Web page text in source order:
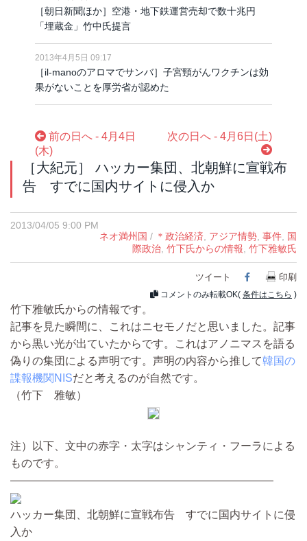
［朝日新聞ほか］空港・地下鉄運営売却で数十兆円
「埋蔵金」竹中氏提言
2013年4月5日 09:17
［il-manoのアロマでサンバ］子宮頸がんワクチンは効
果がないことを厚労省が認めた
前の日へ - 4月4日
(木)
次の日へ - 4月6日(土)
［大紀元］ ハッカー集団、北朝鮮に宣戦布
告 すでに国内サイトに侵入か
2013/04/05 9:00 PM
ネオ満州国 / ＊政治経済 アジア情勢 事件
国
際政治 竹下氏からの情報 竹下雅敏氏
ツイート Facebook
印刷
コメントのみ転載OK( 条件はこちら )
竹下雅敏氏からの情報です。
記事を見た瞬間に、これはニセモノだと思いました。記事
から黒い光が出ていたからです。これはアノニマスを語る
偽りの集団による声明です。声明の内容から推して韓国の
諜報機関NISだと考えるのが自然です。
（竹下 雅敏）
注）以下、文中の赤字・太字はシャンティ・フーラによる
ものです。
————————————————————————
ハッカー集団、北朝鮮に宣戦布告 すでに国内サイトに侵
入か